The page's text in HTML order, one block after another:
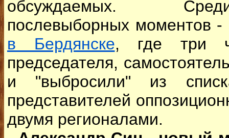
обсуждаемых.
послевыборных моментов
в Бердянске, где три
председателя,
и "выбросили" из
представителей
двумя регионалами.